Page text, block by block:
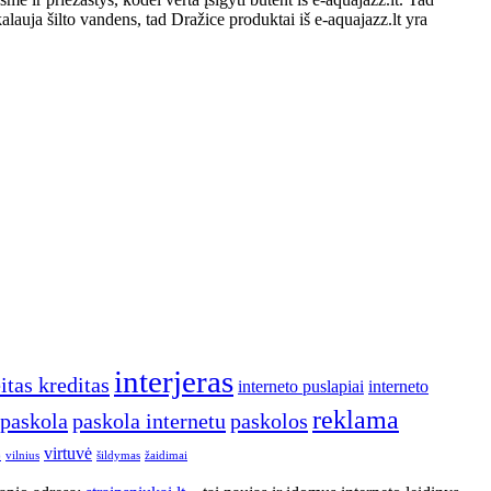
šilto vandens, tad Dražice produktai iš e-aquajazz.lt yra
kreditas interjeras interneto puslapiai interneto
paskola paskola internetu paskolos reklama
vilnius virtuvė šildymas žaidimai